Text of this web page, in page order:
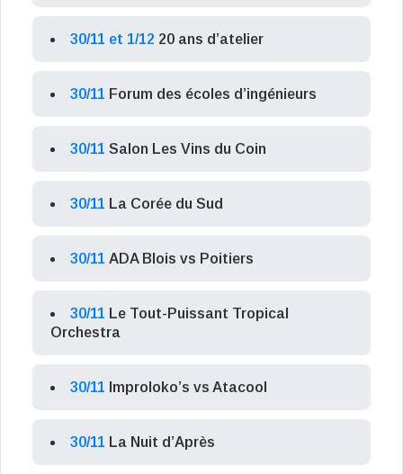
30/11 et 1/12 20 ans d’atelier
30/11 Forum des écoles d’ingénieurs
30/11 Salon Les Vins du Coin
30/11 La Corée du Sud
30/11 ADA Blois vs Poitiers
30/11 Le Tout-Puissant Tropical
Orchestra
30/11 Improloko’s vs Atacool
30/11 La Nuit d’Après